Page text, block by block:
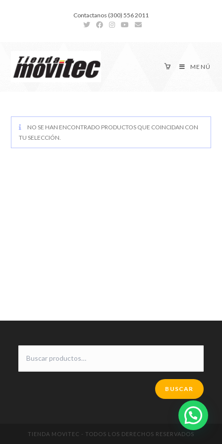
Contactanos (300) 556 2011
MENÚ
NO SE HAN ENCONTRADO PRODUCTOS QUE COINCIDAN CON
TU SELECCIÓN.
BUSCAR
TIENDA MOVITEC - TODOS LOS DERECHOS RESERVADOS